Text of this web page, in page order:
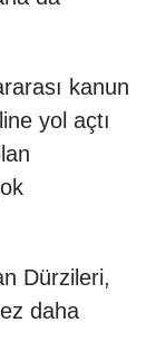
kanun
yol açtı
Dürzileri,
daha